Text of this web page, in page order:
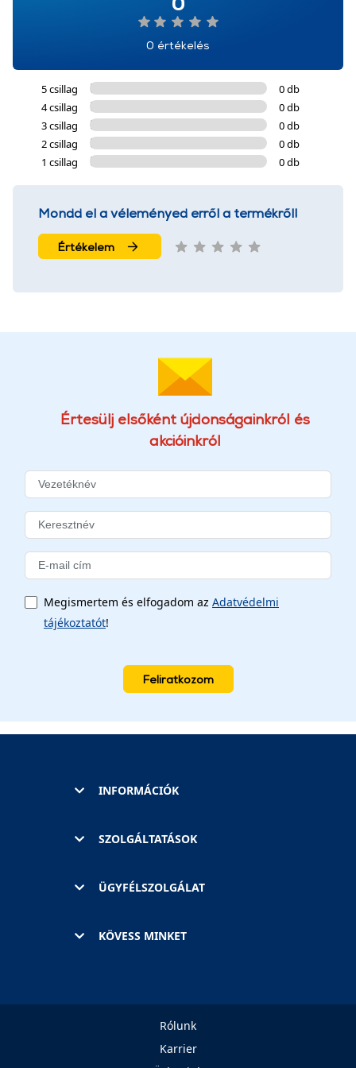
0 értékelés
5 csillag
0 db
4 csillag
0 db
3 csillag
0 db
2 csillag
0 db
1 csillag
0 db
Mondd el a véleményed erről a termékről!
Értékelem
Értesülj elsőként újdonságainkról és
akcióinkról
Megismertem és elfogadom az Adatvédelmi
tájékoztatót!
Feliratkozom
INFORMÁCIÓK
SZOLGÁLTATÁSOK
ÜGYFÉLSZOLGÁLAT
KÖVESS MINKET
Rólunk
Karrier